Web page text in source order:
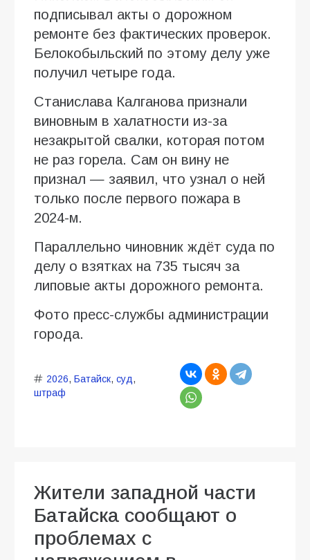
подписывал акты о дорожном
ремонте без фактических проверок.
Белокобыльский по этому делу уже
получил четыре года.
Станислава Калганова признали
виновным в халатности из-за
незакрытой свалки, которая потом
не раз горела. Сам он вину не
признал — заявил, что узнал о ней
только после первого пожара в
2024-м.
Параллельно чиновник ждёт суда по
делу о взятках на 735 тысяч за
липовые акты дорожного ремонта.
Фото пресс-службы администрации
города.
2026, Батайск, суд,
штраф
Жители западной части
Батайска сообщают о
проблемах с